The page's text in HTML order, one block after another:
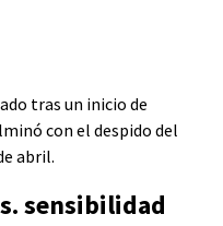
tras un inicio de
con el despido del
abril.
sensibilidad